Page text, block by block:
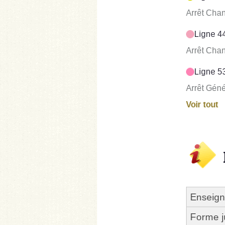
Arrêt
Ligne
Arrêt
Ligne
Arrêt
Voir tout
Forme